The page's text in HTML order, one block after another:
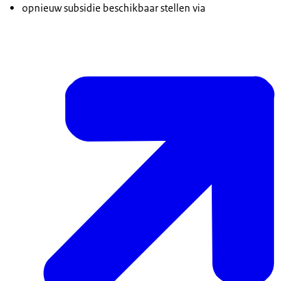
opnieuw subsidie beschikbaar stellen via